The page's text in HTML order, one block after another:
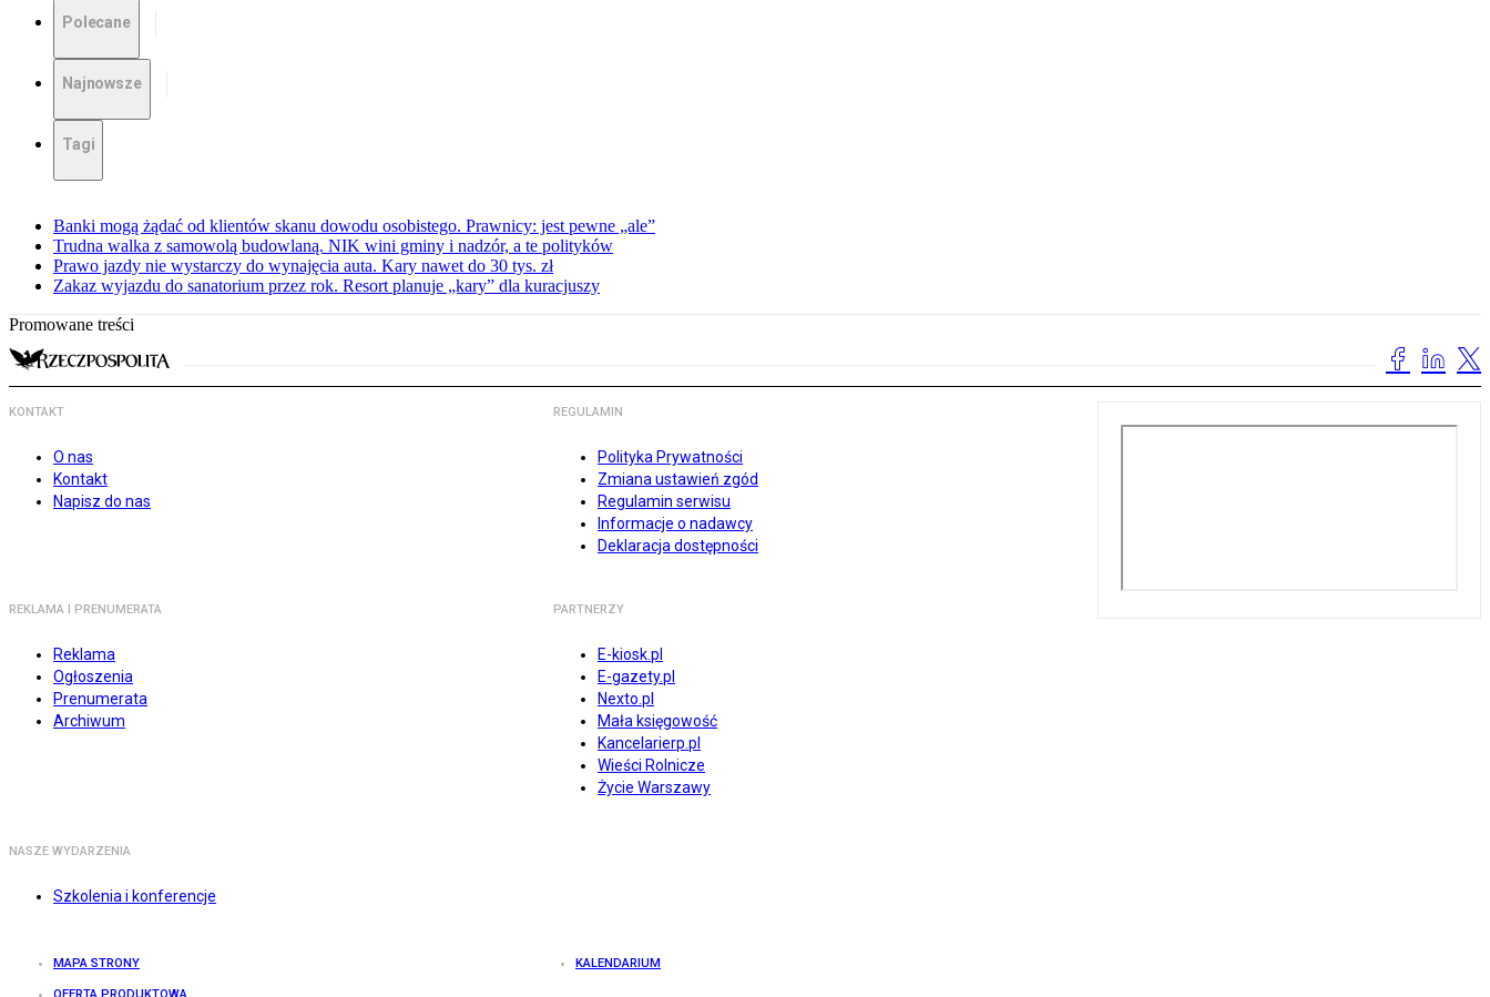
Polecane
Najnowsze
Tagi
Banki mogą żądać od klientów skanu dowodu osobistego. Prawnicy: jest pewne „ale”
Trudna walka z samowolą budowlaną. NIK wini gminy i nadzór, a te polityków
Prawo jazdy nie wystarczy do wynajęcia auta. Kary nawet do 30 tys. zł
Zakaz wyjazdu do sanatorium przez rok. Resort planuje „kary” dla kuracjuszy
Promowane treści
KONTAKT
O nas
Kontakt
Napisz do nas
REGULAMIN
Polityka Prywatności
Zmiana ustawień zgód
Regulamin serwisu
Informacje o nadawcy
Deklaracja dostępności
REKLAMA I PRENUMERATA
Reklama
Ogłoszenia
Prenumerata
Archiwum
PARTNERZY
E-kiosk.pl
E-gazety.pl
Nexto.pl
Mała księgowość
Kancelarierp.pl
Wieści Rolnicze
Życie Warszawy
NASZE WYDARZENIA
Szkolenia i konferencje
MAPA STRONY KALENDARIUM